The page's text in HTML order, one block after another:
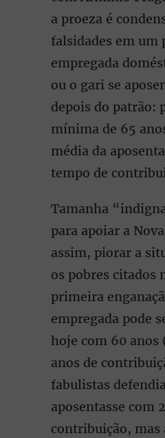
a proeza é
falsidades em um
empregada
ou o gari se
depois do patrão:
mínima de 65
média da
tempo de
Tamanha
para apoiar a
assim, piorar a
os pobres citados
primeira
empregada pode
hoje com 60 anos
anos de
fabulistas
aposentasse com
contribuição, mas